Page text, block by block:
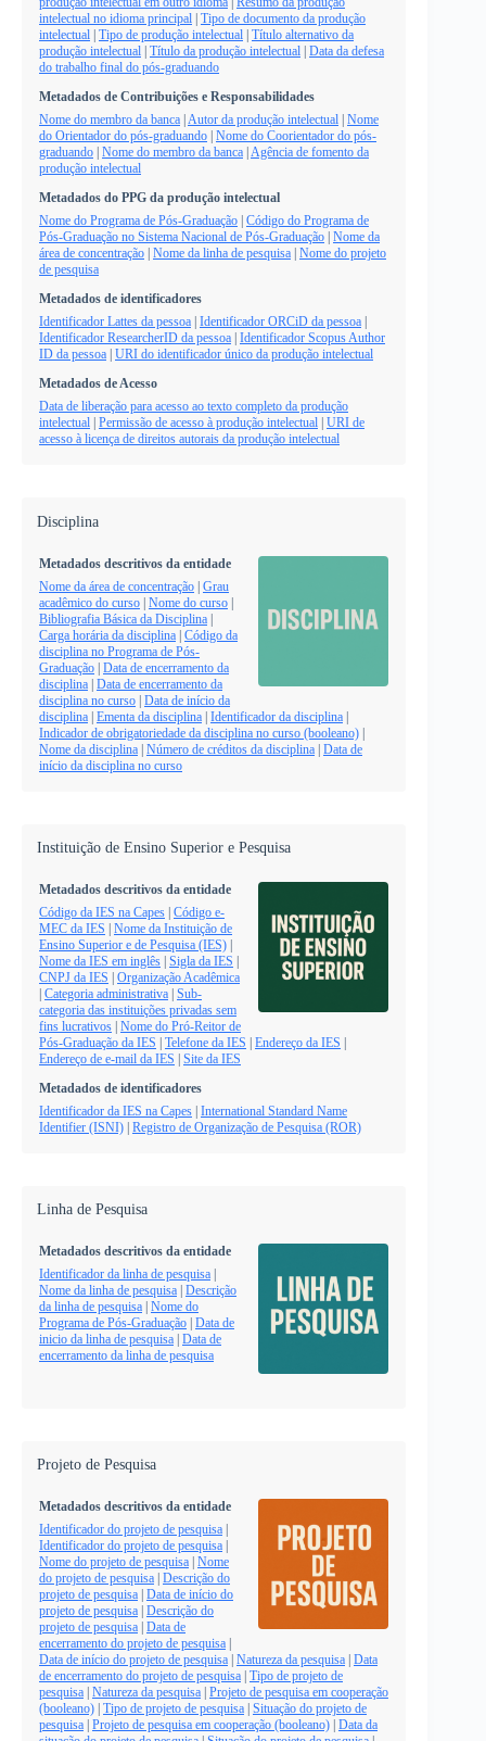
intelectual no idioma principal Tipo de documento da produção
intelectual Tipo de produção intelectual Título alternativo da
produção intelectual Título da produção intelectual Data da defesa
do trabalho final do pós-graduando
Metadados de Contribuições e Responsabilidades
Nome do membro da banca Autor da produção intelectual Nome
do Orientador do pós-graduando Nome do Coorientador do pós-
graduando Nome do membro da banca Agência de fomento da
produção intelectual
Metadados do PPG da produção intelectual
Nome do Programa de Pós-Graduação Código do Programa de
Pós-Graduação no Sistema Nacional de Pós-Graduação Nome da
área de concentração Nome da linha de pesquisa Nome do projeto
de pesquisa
Metadados de identificadores
Identificador Lattes da pessoa Identificador ORCiD da pessoa
Identificador ResearcherID da pessoa Identificador Scopus Author
ID da pessoa URI do identificador único da produção intelectual
Metadados de Acesso
Data de liberação para acesso ao texto completo da produção
intelectual Permissão de acesso à produção intelectual URI de
acesso à licença de direitos autorais da produção intelectual
Disciplina
Metadados descritivos da entidade
Nome da área de concentração | Grau
acadêmico do curso | Nome do curso |
Bibliografia Básica da Disciplina |
Carga horária da disciplina | Código da
disciplina no Programa de Pós-
Graduação | Data de encerramento da
disciplina | Data de encerramento da
disciplina no curso | Data de início da
disciplina | Ementa da disciplina | Identificador da disciplina |
Indicador de obrigatoriedade da disciplina no curso (booleano) |
Nome da disciplina | Número de créditos da disciplina | Data de
início da disciplina no curso
Instituição de Ensino Superior e Pesquisa
Metadados descritivos da entidade
Código da IES na Capes | Código e-
MEC da IES | Nome da Instituição de
Ensino Superior e de Pesquisa (IES) |
Nome da IES em inglês | Sigla da IES |
CNPJ da IES | Organização Acadêmica
| Categoria administrativa | Sub-
categoria das instituições privadas sem
fins lucrativos | Nome do Pró-Reitor de
Pós-Graduação da IES | Telefone da IES | Endereço da IES |
Endereço de e-mail da IES | Site da IES
Metadados de identificadores
Identificador da IES na Capes | International Standard Name
Identifier (ISNI) | Registro de Organização de Pesquisa (ROR)
Linha de Pesquisa
Metadados descritivos da entidade
Identificador da linha de pesquisa |
Nome da linha de pesquisa | Descrição
da linha de pesquisa | Nome do
Programa de Pós-Graduação | Data de
inicio da linha de pesquisa | Data de
encerramento da linha de pesquisa
Projeto de Pesquisa
Metadados descritivos da entidade
Identificador do projeto de pesquisa
Identificador do projeto de pesquisa
Nome do projeto de pesquisa Nome
do projeto de pesquisa Descrição do
projeto de pesquisa Data de início do
projeto de pesquisa Descrição do
projeto de pesquisa Data de
encerramento do projeto de pesquisa
Data de início do projeto de pesquisa Natureza da pesquisa Data
de encerramento do projeto de pesquisa Tipo de projeto de
pesquisa Natureza da pesquisa Projeto de pesquisa em cooperação
(booleano) Tipo de projeto de pesquisa Situação do projeto de
pesquisa Projeto de pesquisa em cooperação (booleano) Data da